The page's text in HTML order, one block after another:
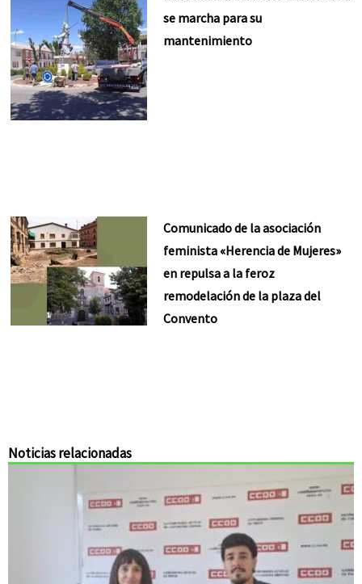
se marcha para su
mantenimiento
Comunicado de la asociación
feminista «Herencia de Mujeres»
en repulsa a la feroz
remodelación de la plaza del
Convento
Noticias relacionadas